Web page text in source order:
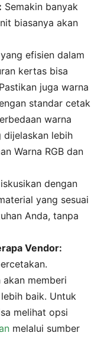
Semakin banyak
biasanya akan
efisien dalam
kertas bisa
juga warna
standar cetak
warna
lebih
Warna RGB dan
dengan
yang sesuai
Anda, tanpa
Vendor:
memberi
baik. Untuk
melihat opsi
melalui sumber